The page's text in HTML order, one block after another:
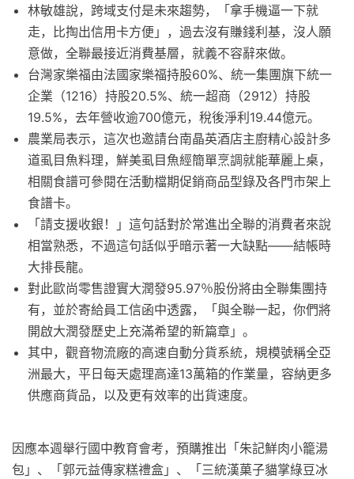
林敏雄說，跨域支付是未來趨勢，「拿手機逼一下就
走，比掏出信用卡方便」，過去沒有賺錢利基，沒人願
意做，全聯最接近消費基層，就義不容辭來做。
台灣家樂福由法國家樂福持股60%、統一集團旗下統一
企業（1216）持股20.5%、統一超商（2912）持股
19.5%，去年營收逾700億元，稅後淨利19.44億元。
農業局表示，這次也邀請台南晶英酒店主廚精心設計多
道虱目魚料理，鮮美虱目魚經簡單烹調就能華麗上桌，
相關食譜可參閱在活動檔期促銷商品型錄及各門市架上
食譜卡。
「請支援收銀！」這句話對於常進出全聯的消費者來說
相當熟悉，不過這句話似乎暗示著一大缺點——結帳時
大排長龍。
對此歐尚零售證實大潤發95.97％股份將由全聯集團持
有，並於寄給員工信函中透露，「與全聯一起，你們將
開啟大潤發歷史上充滿希望的新篇章」。
其中，觀音物流廠的高速自動分貨系統，規模號稱全亞
洲最大，平日每天處理高達13萬箱的作業量，容納更多
供應商貨品，以及更有效率的出貨速度。
因應本週舉行國中教育會考，預購推出「朱記鮮肉小籠湯
包」、「郭元益傳家糕禮盒」、「三統漢菓子貓掌綠豆冰